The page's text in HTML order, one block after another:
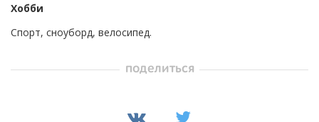
Хобби
Спорт, сноуборд, велосипед.
поделиться